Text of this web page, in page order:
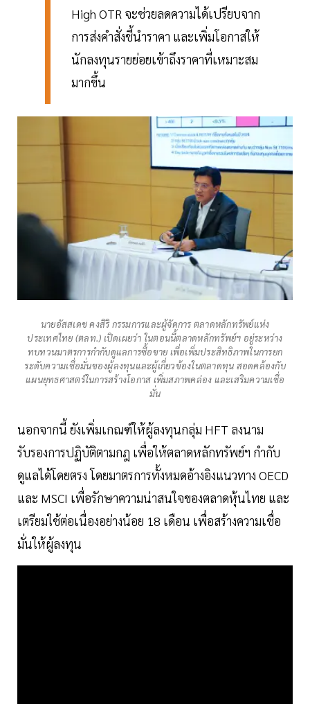
High OTR จะช่วยลดความได้เปรียบจาก
การส่งคำสั่งชี้นำราคา และเพิ่มโอกาสให้
นักลงทุนรายย่อยเข้าถึงราคาที่เหมาะสม
มากขึ้น
นายอัสสเดช คงสิริ กรรมการและผู้จัดการ ตลาดหลักทรัพย์แห่ง
ประเทศไทย (ตลท.) เปิดเผยว่า ในตอนนี้ตลาดหลักทรัพย์ฯ อยู่ระหว่าง
ทบทวนมาตรการกำกับดูแลการซื้อขาย เพื่อเพิ่มประสิทธิภาพในการยก
ระดับความเชื่อมั่นของผู้ลงทุนและผู้เกี่ยวข้องในตลาดทุน สอดคล้องกับ
แผนยุทธศาสตร์ในการสร้างโอกาส เพิ่มสภาพคล่อง และเสริมความเชื่อ
มั่น
นอกจากนี้ ยังเพิ่มเกณฑ์ให้ผู้ลงทุนกลุ่ม HFT ลงนาม
รับรองการปฏิบัติตามกฎ เพื่อให้ตลาดหลักทรัพย์ฯ กำกับ
ดูแลได้โดยตรง โดยมาตรการทั้งหมดอ้างอิงแนวทาง OECD
และ MSCI เพื่อรักษาความน่าสนใจของตลาดหุ้นไทย และ
เตรียมใช้ต่อเนื่องอย่างน้อย 18 เดือน เพื่อสร้างความเชื่อ
มั่นให้ผู้ลงทุน